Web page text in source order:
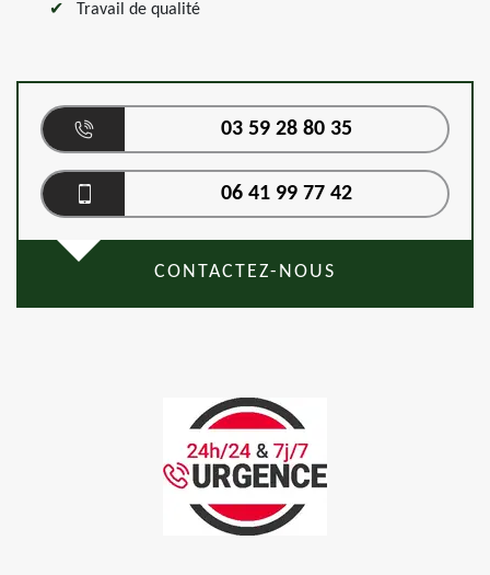
Travail de qualité
03 59 28 80 35
06 41 99 77 42
CONTACTEZ-NOUS